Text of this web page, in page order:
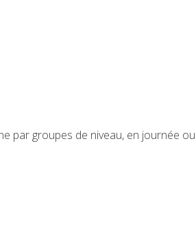
par groupes de niveau, en journée